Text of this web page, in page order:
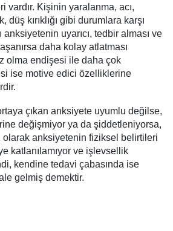
vardır. Kişinin yaralanma, acı,
düş kırıklığı gibi durumlara karşı
anksiyetenin uyarıcı, tedbir alması ve
daha kolay atlatması
olma endişesi ile daha çok
ise motive edici özelliklerine
çıkan anksiyete uyumlu değilse,
değişmiyor ya da şiddetleniyorsa,
olarak anksiyetenin fiziksel belirtileri
katlanılamıyor ve işlevsellik
kendine tedavi çabasında ise
gelmiş demektir.